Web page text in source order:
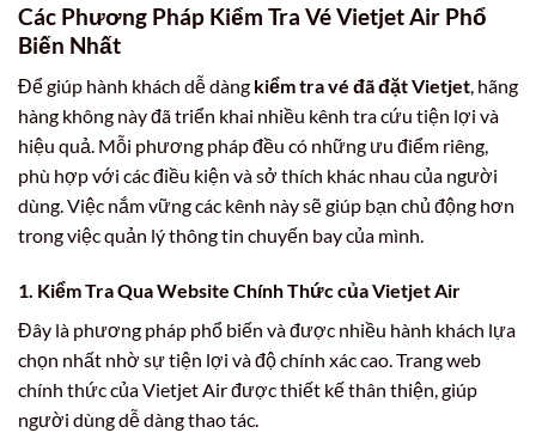
Các Phương Pháp Kiểm Tra Vé Vietjet Air Phổ
Biến Nhất
Để giúp hành khách dễ dàng kiểm tra vé đã đặt Vietjet, hãng
hàng không này đã triển khai nhiều kênh tra cứu tiện lợi và
hiệu quả. Mỗi phương pháp đều có những ưu điểm riêng,
phù hợp với các điều kiện và sở thích khác nhau của người
dùng. Việc nắm vững các kênh này sẽ giúp bạn chủ động hơn
trong việc quản lý thông tin chuyến bay của mình.
1. Kiểm Tra Qua Website Chính Thức của Vietjet Air
Đây là phương pháp phổ biến và được nhiều hành khách lựa
chọn nhất nhờ sự tiện lợi và độ chính xác cao. Trang web
chính thức của Vietjet Air được thiết kế thân thiện, giúp
người dùng dễ dàng thao tác.